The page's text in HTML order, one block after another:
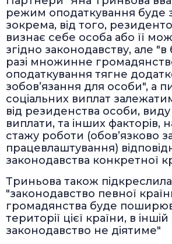
режим оподаткування буде
зокрема, від того,
визнає себе особа або її
згідно законодавству, але
разі множинне
оподаткування тягне
зобов’язання для особи", а
соціальних виплат
від резиденства особи, виду
виплати, та інших факторів,
стажу роботи (обов’язково
працевлаштування)
законодавства конкретної
Триньова також
"законодавство певної
громадянства буде
території цієї країни, в іншій
законодавство не діятиме"